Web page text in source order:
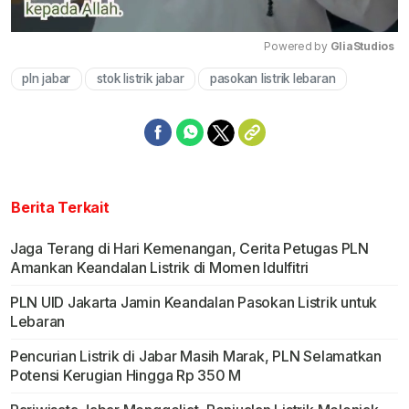
Mute
Powered by GliaStudios
pln jabar stok listrik jabar pasokan listrik lebaran
Berita Terkait
Jaga Terang di Hari Kemenangan, Cerita Petugas PLN
Amankan Keandalan Listrik di Momen Idulfitri
PLN UID Jakarta Jamin Keandalan Pasokan Listrik untuk
Lebaran
Pencurian Listrik di Jabar Masih Marak, PLN Selamatkan
Potensi Kerugian Hingga Rp 350 M